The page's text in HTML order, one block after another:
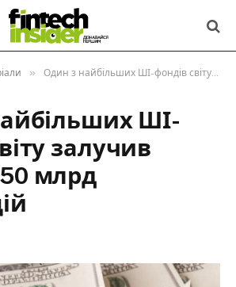
» Один з найбільших ШІ-фондів світу залучив майже $50 млрд інвестицій
ШІ-
залучив
млрд